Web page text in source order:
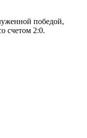
победой,
счетом 2:0.